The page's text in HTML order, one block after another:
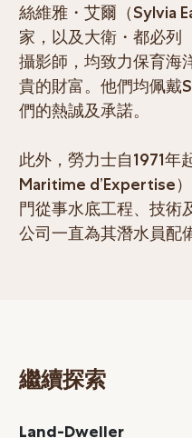
絲維雅・艾爾（Sylvia
家，以及大衛・都必列
攝影師，均致力保育海
貴的財富。他們均佩戴
們的熱誠及承諾。
此外，勞力士自1971
Maritime d’Expertise
門從事水底工程、技術
公司一直為其潛水員配
繼續探索
Land-Dweller